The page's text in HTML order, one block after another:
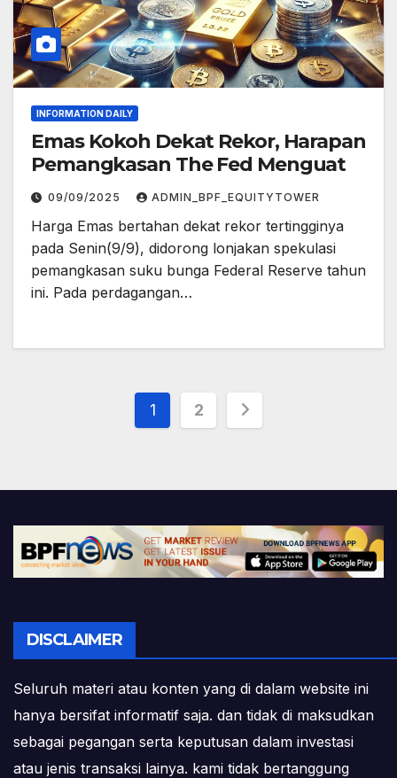
INFORMATION DAILY
Emas Kokoh Dekat Rekor, Harapan
Pemangkasan The Fed Menguat
09/09/2025 ADMIN_BPF_EQUITYTOWER
Harga Emas bertahan dekat rekor tertingginya
pada Senin(9/9), didorong lonjakan spekulasi
pemangkasan suku bunga Federal Reserve tahun
ini. Pada perdagangan…
Posts
1 2
DISCLAIMER
Seluruh materi atau konten yang di dalam website ini
hanya bersifat informatif saja. dan tidak di maksudkan
sebagai pegangan serta keputusan dalam investasi
atau jenis transaksi lainya. kami tidak bertanggung